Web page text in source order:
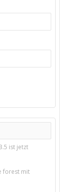
ist jetzt
forest mit